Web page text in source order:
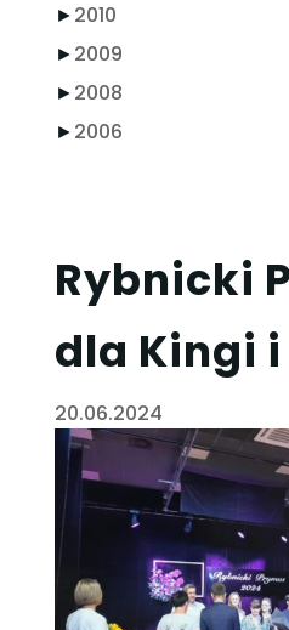
►2010
►2009
►2008
►2006
Rybnicki
dla Kingi
20.06.2024